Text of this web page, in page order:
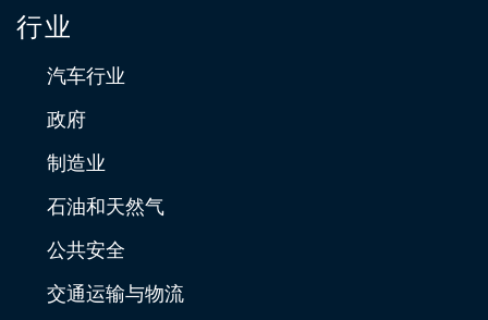
行业
汽车行业
政府
制造业
石油和天然气
公共安全
交通运输与物流